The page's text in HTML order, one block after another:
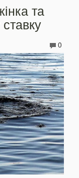
та
0